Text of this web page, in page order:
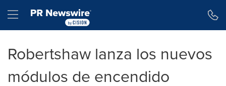
Hamburger menu
Robertshaw lanza los nuevos
módulos de encendido